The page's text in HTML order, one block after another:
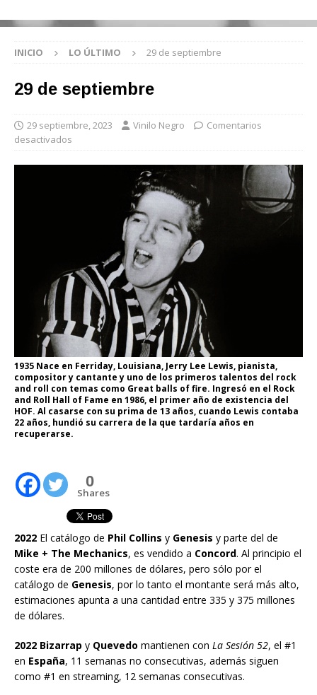
INICIO LO ÚLTIMO 29 de septiembre
29 de septiembre
29 septiembre, 2023 Vinilo Negro
Comentarios
desactivados
1935 Nace en Ferriday, Louisiana, Jerry Lee Lewis, pianista,
compositor y cantante y uno de los primeros talentos del rock
and roll con temas como Great balls of fire. Ingresó en el Rock
and Roll Hall of Fame en 1986, el primer año de existencia del
HOF. Al casarse con su prima de 13 años, cuando Lewis contaba
22 años, hundió su carrera de la que tardaría años en
recuperarse.
0
Shares
2022 El catálogo de Phil Collins y Genesis y parte del de
Mike + The Mechanics, es vendido a Concord. Al principio el
coste era de 200 millones de dólares, pero sólo por el
catálogo de Genesis, por lo tanto el montante será más alto,
estimaciones apunta a una cantidad entre 335 y 375 millones
de dólares.
2022 Bizarrap y Quevedo mantienen con La Sesión 52, el #1
en España, 11 semanas no consecutivas, además siguen
como #1 en streaming, 12 semanas consecutivas.